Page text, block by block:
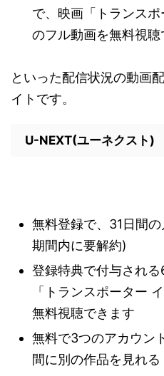
で、映画「トランスポ
のフル動画を無料視聴
といった配信状況の動画
イトです。
U-NEXT(ユーネクスト)
無料登録で、31日間
期間内に要解約)
登録特典で付与され
「トランスポーター
無料視聴できます
無料で3つのアカウン
間に別の作品を見れる